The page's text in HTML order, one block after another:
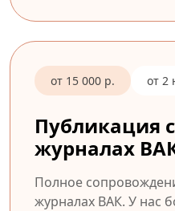
от 15 000 р. от 2
Публикация
журналах
Полное
журналах ВАК. У нас